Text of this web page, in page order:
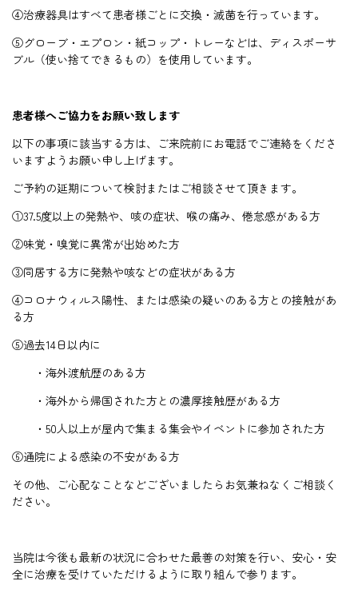
④治療器具はすべて患者様ごとに交換・滅菌を行っています。
⑤グローブ・エプロン・紙コップ・トレーなどは、ディスポーサ
ブル（使い捨てできるもの）を使用しています。
患者様へご協力をお願い致します
以下の事項に該当する方は、ご来院前にお電話でご連絡をくださ
いますようお願い申し上げます。
ご予約の延期について検討またはご相談させて頂きます。
①37.5度以上の発熱や、咳の症状、喉の痛み、倦怠感がある方
②味覚・嗅覚に異常が出始めた方
③同居する方に発熱や咳などの症状がある方
④コロナウィルス陽性、または感染の疑いのある方との接触があ
る方
⑤過去14日以内に
・海外渡航歴のある方
・海外から帰国された方との濃厚接触歴がある方
・50人以上が屋内で集まる集会やイベントに参加された方
⑥通院による感染の不安がある方
その他、ご心配なことなどございましたらお気兼ねなくご相談く
ださい。
当院は今後も最新の状況に合わせた最善の対策を行い、安心・安
全に治療を受けていただけるように取り組んで参ります。